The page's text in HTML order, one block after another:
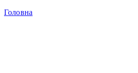
Головна